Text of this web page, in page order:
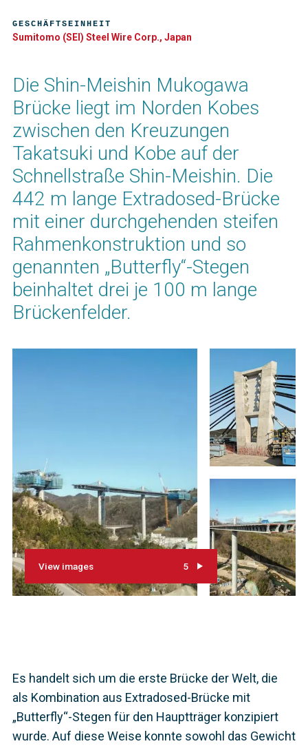
Die Shin-Meishin Mukogawa
Brücke liegt im Norden Kobes
zwischen den Kreuzungen
Takatsuki und Kobe auf der
Schnellstraße Shin-Meishin. Die
442 m lange Extradosed-Brücke
mit einer durchgehenden steifen
Rahmenkonstruktion und so
genannten „Butterfly“-Stegen
beinhaltet drei je 100 m lange
Brückenfelder.
View images 5
Es handelt sich um die erste Brücke der Welt, die
als Kombination aus Extradosed-Brücke mit
„Butterfly“-Stegen für den Hauptträger konzipiert
wurde. Auf diese Weise konnte sowohl das Gewicht
GESCHÄFTSEINHEIT
Sumitomo (SEI) Steel Wire Corp., Japan